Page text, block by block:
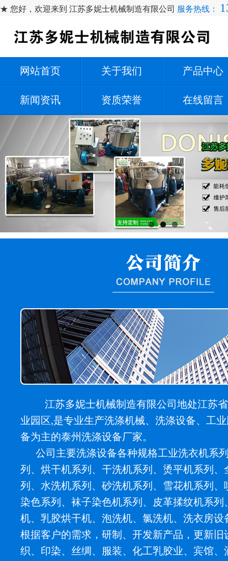
★ 您好，欢迎来到 江苏多妮士机械制造有限公司 服务热线：
网站首页 关于我们 产品中心
新闻资讯 资质荣誉 在线留言
江苏多妮士机械制造有限公司地处江苏
业园区,是专业生产洗涤机械、洗涤设备、工
备为主的泰州洗涤设备厂家。
公司主要洗涤设备各种规格工业洗衣机系
列、烘干机系列、干洗机系列、烫平机系列、
列、水洗机系列、砂洗机系列、雪花机系列、
染色系列、袜子染色机系列、皮革揉纹机系列
机、乳胶烘干机、泡洗机、氯洗机、洗衣房设
根据客户的需求，研制、开发新产品，更新旧
织、印染、丝绸、服装、化工乳胶业、宾馆、